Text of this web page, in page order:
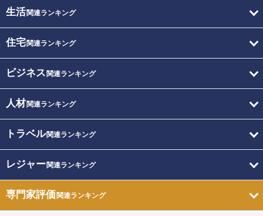
生活関連ランキング
住宅関連ランキング
ビジネス 関連ランキング
人材関連ランキング
トラベル関連ランキング
レジャー関連ランキング
専門家評価関連ランキング